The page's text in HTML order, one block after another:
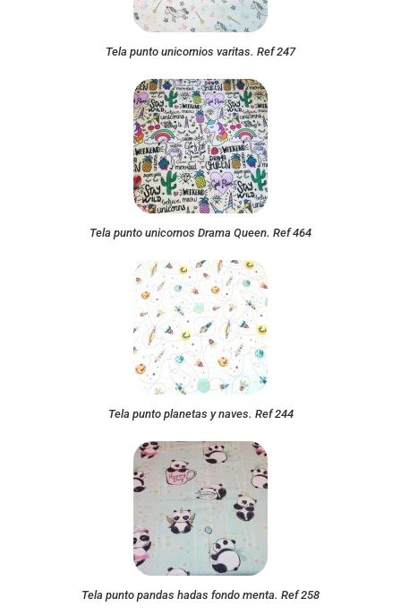
Tela punto unicornios varitas. Ref 247
Tela punto unicornos Drama Queen. Ref 464
Tela punto planetas y naves. Ref 244
Tela punto pandas hadas fondo menta. Ref 258